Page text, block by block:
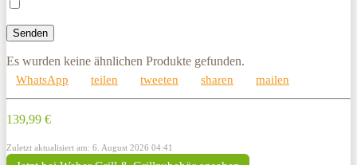
Es wurden keine ähnlichen Produkte gefunden.
WhatsApp teilen tweeten sharen mailen
139,99 €
Zuletzt aktualisiert am: 6. August 2026 04:41